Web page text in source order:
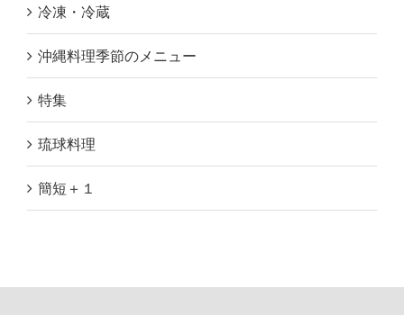
冷凍・冷蔵
沖縄料理季節のメニュー
特集
琉球料理
簡短＋１